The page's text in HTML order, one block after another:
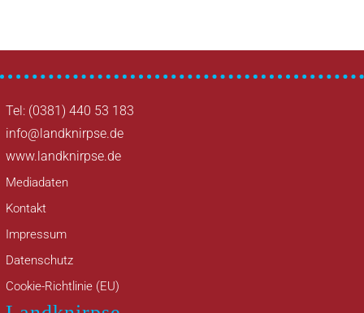
Tel: (0381) 440 53 183
info@landknirpse.de
www.landknirpse.de
Mediadaten
Kontakt
Impressum
Datenschutz
Cookie-Richtlinie (EU)